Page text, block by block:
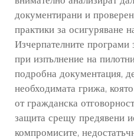
документирани и
практики за осигуряване
Изчерпателните програми
при изпълнение на
подробна документация,
необходимата грижа,
от гражданска
защита срещу предявени
компромисите,